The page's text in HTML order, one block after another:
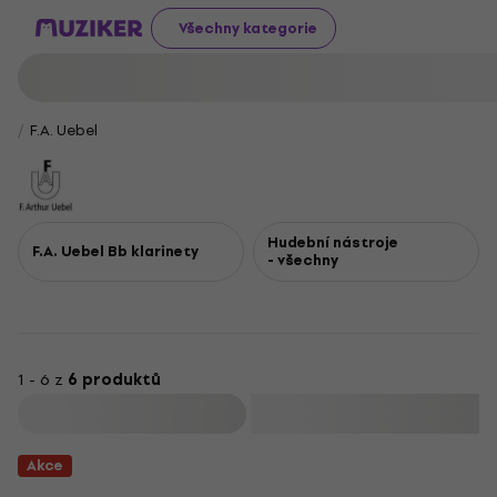
Všechny kategorie
F.A. Uebel
F.A. Uebel Bb klarinety Hudební nástroje
- všechny
1 - 6 z 6 produktů
Akce